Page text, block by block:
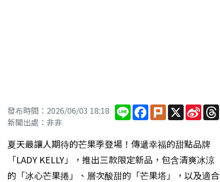
發布時間：2026/06/03 18:18
新聞出處：非非
Line Facebook
PlurkX Sina
夏天最讓人期待的芒果季登場！傳遞幸福的甜點品牌
「LADY KELLY」，推出三款限定新品，包含清爽冰涼
的「冰心芒果捲」、層次酸甜的「芒果塔」，以及適合